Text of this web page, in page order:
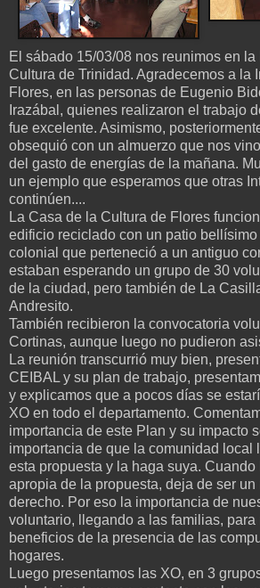
El sábado 15/03/08 nos reunimos en
Cultura de Trinidad. Agradecemos a la
Flores, en las personas de Eugenio
Irazábal, quienes realizaron el trabajo
fue excelente. Asimismo,
obsequió con un almuerzo que nos
del gasto de energías de la mañana.
un ejemplo que esperamos que otras
continúen....
La Casa de la Cultura de Flores
edificio reciclado con un patio bellísimo
colonial que perteneció a un antiguo
estaban esperando un grupo de 30
de la ciudad, pero también de La
Andresito.
También recibieron la convocatoria
Cortinas, aunque luego no pudieron
La reunión transcurrió muy bien,
CEIBAL y su plan de trabajo,
y explicamos que a pocos días se
XO en todo el departamento.
importancia de este Plan y su impacto
importancia de que la comunidad local
esta propuesta y la haga suya.
apropia de la propuesta, deja de ser un
derecho. Por eso la importancia de
voluntario, llegando a las familias, para
beneficios de la presencia de las
hogares.
Luego presentamos las XO, en 3